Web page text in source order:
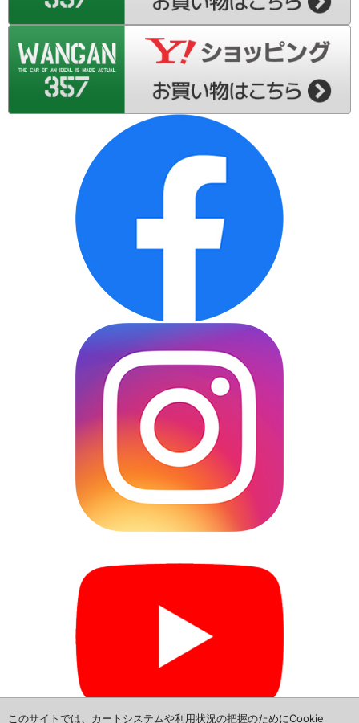
S200系-ダイハツ ハイゼット トラック
L175S-ダイハツ ムーブ
L185S-ダイハツ ムーブ
LA100S-ダイハツ ムーブ
LA110S-ダイハツ ムーブ
L575S-ダイハツ ムーブ コンテ
L375S-ダイハツ タント
L455S-ダイハツ タント エグゼ
L675S-ダイハツ ミラ ココア
LA300S-ダイハツ ミラ イース
LA310S-ダイハツ ミラ イース
L685S-ダイハツ ミラ ココア
L465S-ダイハツ タント エグゼ
L385S-ダイハツ タント
L585S-ダイハツ ムーブ コンテ
L880K-ダイハツ コペン
NSP160V-トヨタ プロボックス
NCP165V-トヨタ サクシード
NHP160V-トヨタ サクシード
NCP160V-トヨタ プロボックス
このサイトでは、カートシステムや利用状況の把握のためにCookie